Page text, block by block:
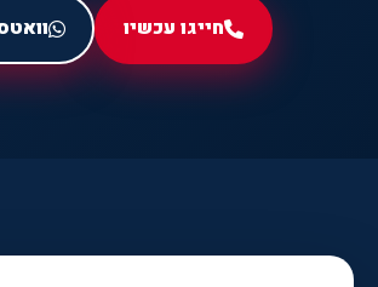
חייגו עכשיו